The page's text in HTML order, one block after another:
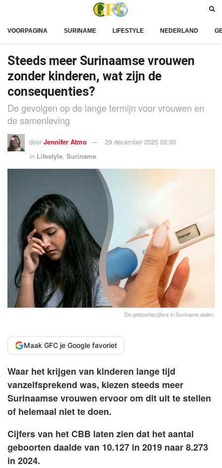
VOORPAGINA SURINAME LIFESTYLE NEDERLAND
Steeds meer Surinaamse vrouwen
zonder kinderen, wat zijn de
consequenties?
De gevolgen op de lange termijn voor vrouwen en
de samenleving
door Jennifer Atmo
29 december 2025 03:00
in Lifestyle, Suriname
De geboortecijfers in Suriname dalen.
Maak GFC je Google favoriet
Waar het krijgen van kinderen lange tijd
vanzelfsprekend was, kiezen steeds meer
Surinaamse vrouwen ervoor om dit uit te stellen
of helemaal niet te doen.
Cijfers van het CBB laten zien dat het aantal
geboorten daalde van 10.127 in 2019 naar 8.273
in 2024.